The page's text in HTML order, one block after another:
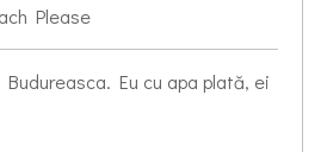
Please
Eu cu apa plată, ei